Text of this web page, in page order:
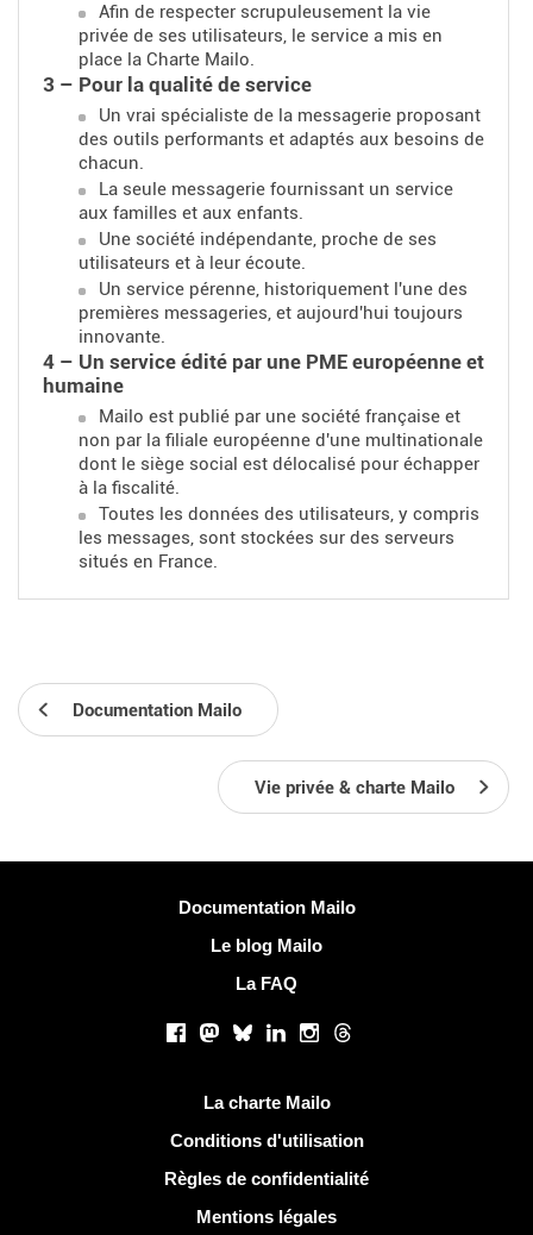
Afin de respecter scrupuleusement la vie
privée de ses utilisateurs, le service a mis en
place la Charte Mailo.
3 – Pour la qualité de service
Un vrai spécialiste de la messagerie proposant
des outils performants et adaptés aux besoins de
chacun.
La seule messagerie fournissant un service
aux familles et aux enfants.
Une société indépendante, proche de ses
utilisateurs et à leur écoute.
Un service pérenne, historiquement l'une des
premières messageries, et aujourd'hui toujours
innovante.
4 – Un service édité par une PME européenne et
humaine
Mailo est publié par une société française et
non par la filiale européenne d'une multinationale
dont le siège social est délocalisé pour échapper
à la fiscalité.
Toutes les données des utilisateurs, y compris
les messages, sont stockées sur des serveurs
situés en France.
Documentation Mailo
Vie privée & charte Mailo
Documentation Mailo
Le blog Mailo
La FAQ
Facebook
Mastodon
BlueskyLinkedInInstagram
Threads
La charte Mailo
Conditions d'utilisation
Règles de confidentialité
Mentions légales